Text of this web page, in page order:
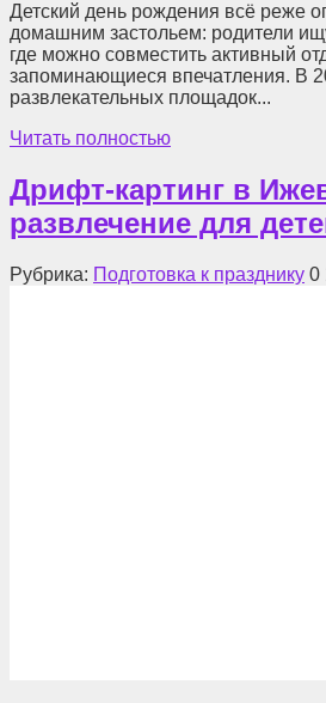
Детский день рождения всё реже
домашним застольем: родители
где можно совместить активный
запоминающиеся впечатления. В
развлекательных площадок...
Читать полностью
Дрифт-картинг в
развлечение для
Рубрика: Подготовка к празднику 0